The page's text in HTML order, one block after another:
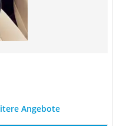
Angebote